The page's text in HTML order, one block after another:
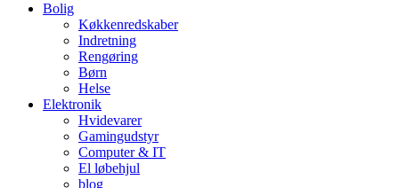
Bolig
Køkkenredskaber
Indretning
Rengøring
Børn
Helse
Elektronik
Hvidevarer
Gamingudstyr
Computer & IT
El løbehjul
blog